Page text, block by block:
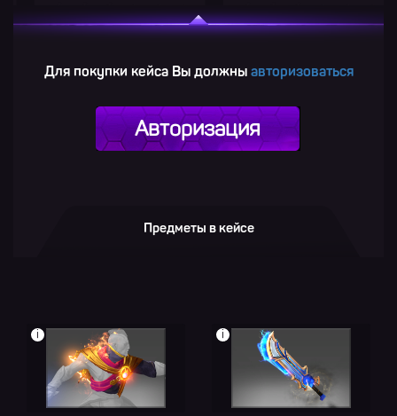
Для покупки кейса Вы должны авторизоваться
Авторизация
Предметы в кейсе
i i